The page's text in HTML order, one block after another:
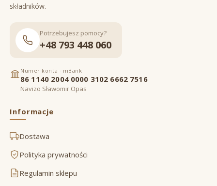
składników.
Potrzebujesz pomocy?
+48 793 448 060
Numer konta · mBank
86 1140 2004 0000 3102 6662 7516
Navizo Sławomir Opas
Informacje
Dostawa
Polityka prywatności
Regulamin sklepu